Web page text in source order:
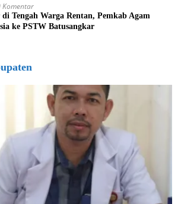
Komentar
Tengah Warga Rentan, Pemkab Agam
ke PSTW Batusangkar